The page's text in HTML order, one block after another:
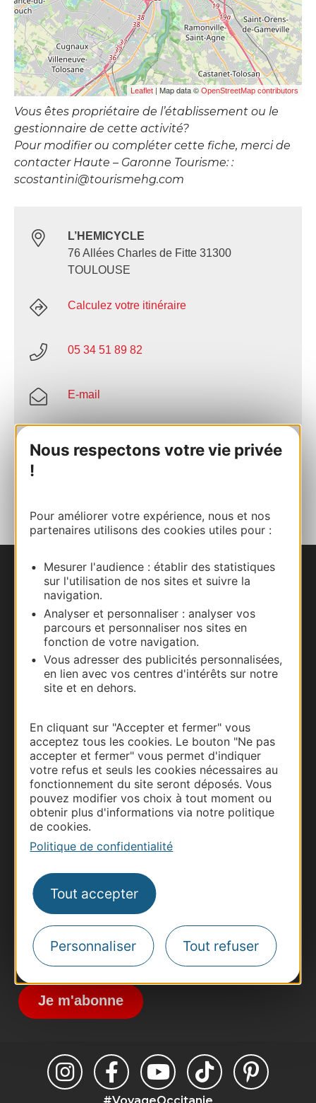
Nous respectons votre vie privée
!
Pour améliorer votre expérience, nous et nos
partenaires utilisons des cookies utiles pour :
Mesurer l'audience : établir des statistiques
sur l'utilisation de nos sites et suivre la
navigation.
Analyser et personnaliser : analyser vos
parcours et personnaliser nos sites en
fonction de votre navigation.
Vous adresser des publicités personnalisées,
en lien avec vos centres d'intérêts sur notre
site et en dehors.
En cliquant sur "Accepter et fermer" vous
acceptez tous les cookies. Le bouton "Ne pas
accepter et fermer" vous permet d'indiquer
votre refus et seuls les cookies nécessaires au
fonctionnement du site seront déposés. Vous
pouvez modifier vos choix à tout moment ou
obtenir plus d'informations via notre politique
de cookies.
Politique de confidentialité
Tout accepter
Personnaliser Tout refuser
Leaflet | Map data © OpenStreetMap contributors
Vous êtes propriétaire de l’établissement ou le
gestionnaire de cette activité?
Pour modifier ou compléter cette fiche, merci de
contacter Haute – Garonne Tourisme: :
scostantini@tourismehg.com
L’HEMICYCLE
76 Allées Charles de Fitte 31300
TOULOUSE
Calculez votre itinéraire
05 34 51 89 82
E-mail
Nous contacter
Carte interactive
Documentation
Thermalisme
Business/Mice
Site presse et d'influence
Voyagistes
Destination Sport
Inscrivez-vous à la lettre d'information
Destination Occitanie pour recevoir des
Je m'abonne
#VoyageOccitanie